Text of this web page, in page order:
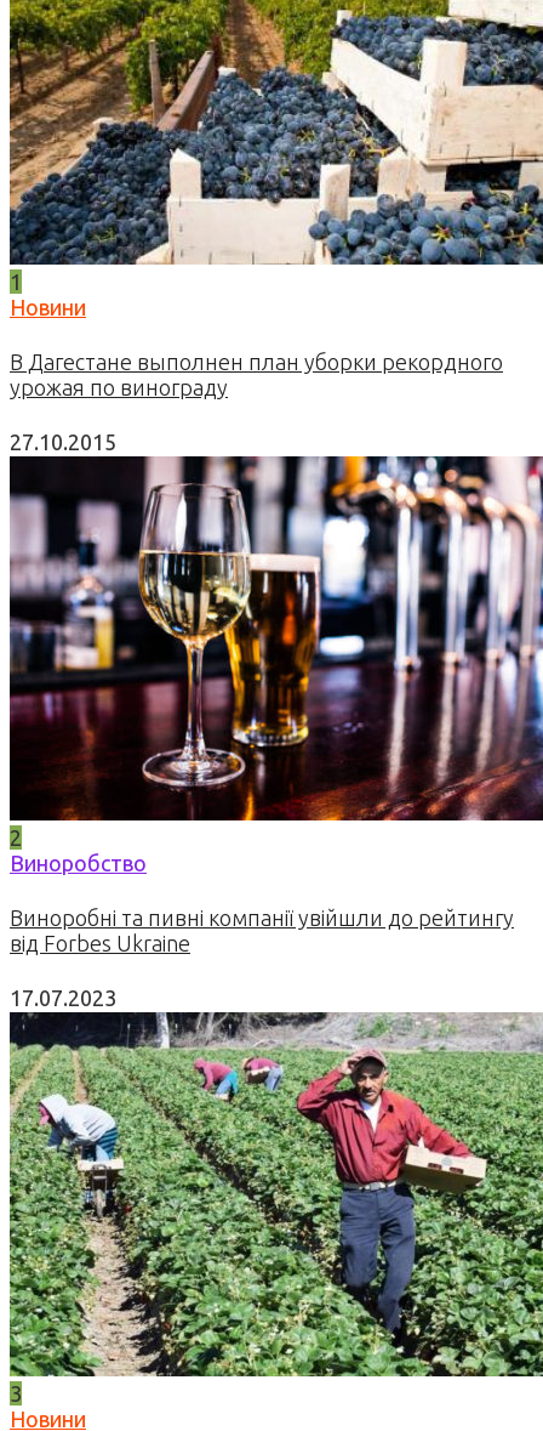
1
Новини
В Дагестане выполнен план уборки рекордного
урожая по винограду
27.10.2015
2
Виноробство
Виноробні та пивні компанії увійшли до рейтингу
від Forbes Ukraine
17.07.2023
3
Новини